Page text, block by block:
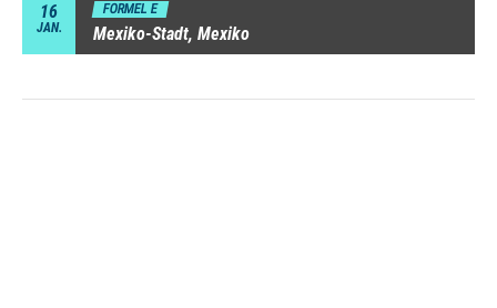
16
JAN.
FORMEL E
Mexiko-Stadt, Mexiko